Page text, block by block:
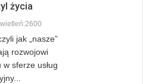
życia
jak „nasze”
rozwojowi
sferze usług